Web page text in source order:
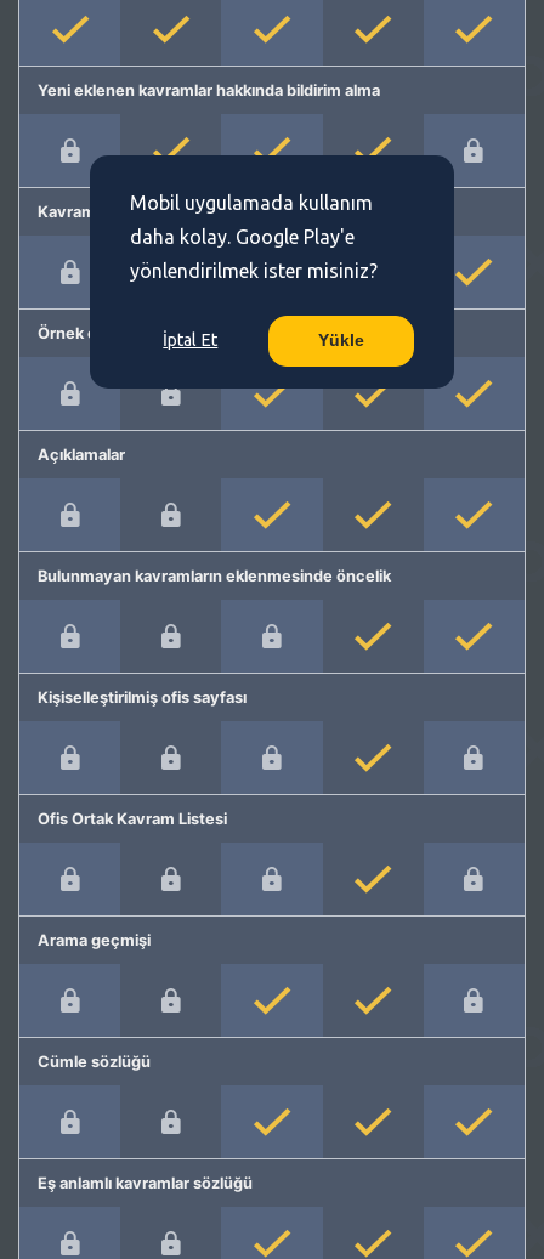
Yeni eklenen kavramlar hakkında bildirim alma
Kavram önerme
Örnek cümleler
Açıklamalar
Bulunmayan kavramların eklenmesinde öncelik
Kişiselleştirilmiş ofis sayfası
Ofis Ortak Kavram Listesi
Arama geçmişi
Cümle sözlüğü
Eş anlamlı kavramlar sözlüğü
Mobil uygulamada kullanım
daha kolay. Google Play'e
yönlendirilmek ister misiniz?
İptal Et Yükle